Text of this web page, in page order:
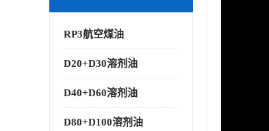
RP3航空煤油
D20+D30溶剂油
D40+D60溶剂油
D80+D100溶剂油